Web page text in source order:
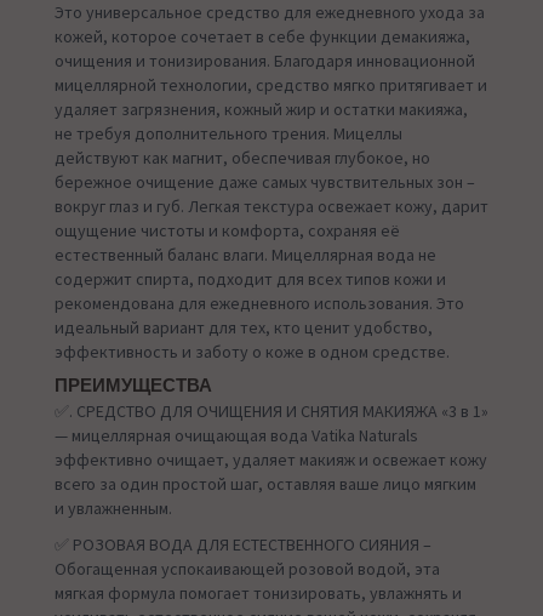
Это универсальное средство для ежедневного ухода за
кожей, которое сочетает в себе функции демакияжа,
очищения и тонизирования. Благодаря инновационной
мицеллярной технологии, средство мягко притягивает и
удаляет загрязнения, кожный жир и остатки макияжа,
не требуя дополнительного трения. Мицеллы
действуют как магнит, обеспечивая глубокое, но
бережное очищение даже самых чувствительных зон –
вокруг глаз и губ. Легкая текстура освежает кожу, дарит
ощущение чистоты и комфорта, сохраняя её
естественный баланс влаги. Мицеллярная вода не
содержит спирта, подходит для всех типов кожи и
рекомендована для ежедневного использования. Это
идеальный вариант для тех, кто ценит удобство,
эффективность и заботу о коже в одном средстве.
ПРЕИМУЩЕСТВА
✅. СРЕДСТВО ДЛЯ ОЧИЩЕНИЯ И СНЯТИЯ МАКИЯЖА «3 в 1»
— мицеллярная очищающая вода Vatika Naturals
эффективно очищает, удаляет макияж и освежает кожу
всего за один простой шаг, оставляя ваше лицо мягким
и увлажненным.
✅ РОЗОВАЯ ВОДА ДЛЯ ЕСТЕСТВЕННОГО СИЯНИЯ –
Обогащенная успокаивающей розовой водой, эта
мягкая формула помогает тонизировать, увлажнять и